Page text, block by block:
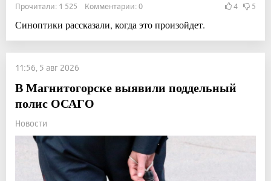
Прочитали: 1 525 Комментарии: 0 4 5
Синоптики рассказали, когда это произойдет.
11:56, 5 авг 2026
В Магнитогорске выявили поддельный
полис ОСАГО
Новости